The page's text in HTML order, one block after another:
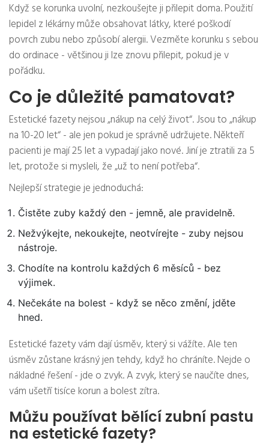
Když se korunka uvolní, nezkoušejte ji přilepit doma. Použití
lepidel z lékárny může obsahovat látky, které poškodí
povrch zubu nebo způsobí alergii. Vezměte korunku s sebou
do ordinace - většinou ji lze znovu přilepit, pokud je v
pořádku.
Co je důležité pamatovat?
Estetické fazety nejsou „nákup na celý život“. Jsou to „nákup
na 10-20 let“ - ale jen pokud je správně udržujete. Někteří
pacienti je mají 25 let a vypadají jako nové. Jiní je ztratili za 5
let, protože si mysleli, že „už to není potřeba“.
Nejlepší strategie je jednoduchá:
Čistěte zuby každý den - jemně, ale pravidelně.
Nežvýkejte, nekoukejte, neotvírejte - zuby nejsou
nástroje.
Chodíte na kontrolu každých 6 měsíců - bez
výjimek.
Nečekáte na bolest - když se něco změní, jděte
hned.
Estetické fazety vám dají úsměv, který si vážíte. Ale ten
úsměv zůstane krásný jen tehdy, když ho chráníte. Nejde o
nákladné řešení - jde o zvyk. A zvyk, který se naučíte dnes,
vám ušetří tisíce korun a bolest zítra.
Můžu používat bělící zubní pastu
na estetické fazety?